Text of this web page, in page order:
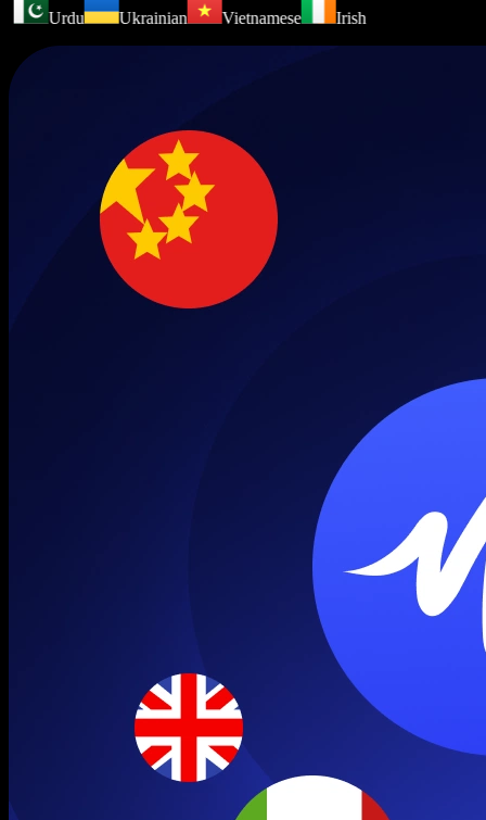
Urdu
Ukrainian Vietnamese Irish